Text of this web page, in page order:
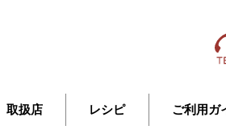
取扱店 レシピ ご利用ガ